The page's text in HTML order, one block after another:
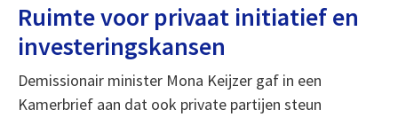
Ruimte voor privaat initiatief en
investeringskansen
Demissionair minister Mona Keijzer gaf in een
Kamerbrief aan dat ook private partijen steun